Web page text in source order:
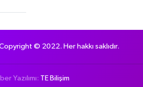
© 2022. Her hakkı saklıdır.
Yazılımı: TE Bilişim